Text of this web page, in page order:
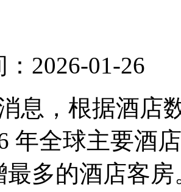
2026-01-26
息，根据酒店
年全球主要酒
最多的酒店客